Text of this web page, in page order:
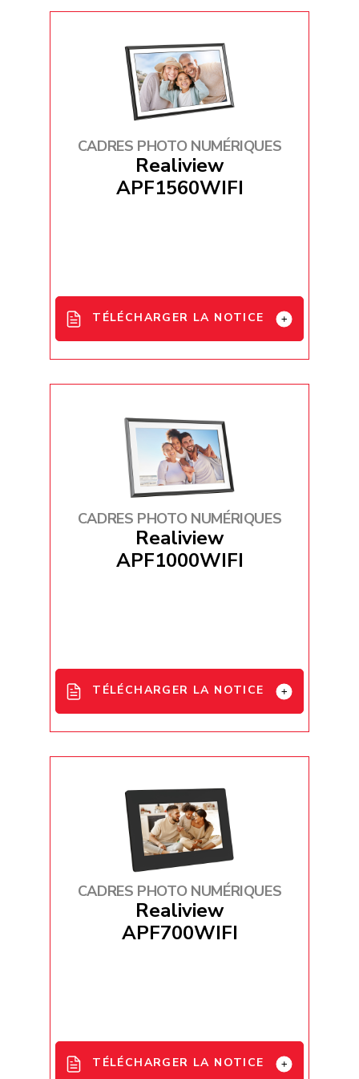
DE / IT
French_EU_Declaration_Conformity
_AgfaPhoto_APF1700
CADRES PHOTO NUMÉRIQUES
Realiview
APF1560WIFI
TÉLÉCHARGER LA NOTICE
IT
_AgfaPhoto_APF1560WIFI
CADRES PHOTO NUMÉRIQUES
Realiview
APF1000WIFI
TÉLÉCHARGER LA NOTICE
paper Frameo APF1000WIFI
APF1000WIFI_Declaration_de_Conf
ormite 2026_FR
HD_GT_User Manual paper Frameo
APF1000_wifi_WD_2026
CADRES PHOTO NUMÉRIQUES
Realiview
APF700WIFI
TÉLÉCHARGER LA NOTICE